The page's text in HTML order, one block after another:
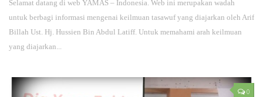
Selamat datang di web YAMAS – Indonesia. Web ini merupakan wadah
untuk berbagi informasi mengenai keilmuan tasawuf yang diajarkan oleh Arif
Billah Ust. Hj. Hussien Bin Abdul Latiff. Untuk memahami arah keilmuan
yang diajarkan...
0